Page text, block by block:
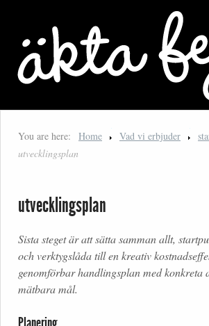
You are here: Home Vad vi erbjuder
utvecklingsplan
utvecklingsplan
Sista steget är att sätta samman allt,
och verktygslåda till en kreativ
genomförbar handlingsplan med konkreta
mätbara mål.